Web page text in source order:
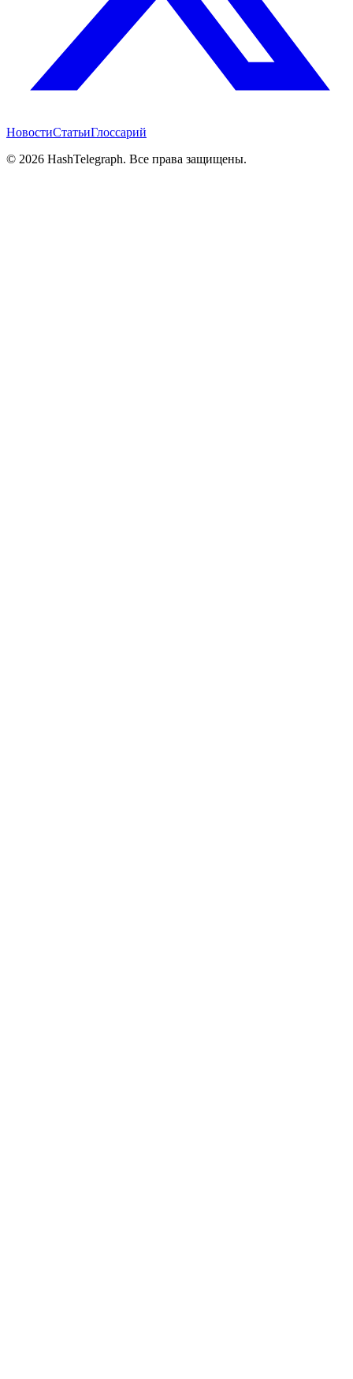
НовостиСтатьиГлоссарий
© 2026 HashTelegraph. Все права защищены.